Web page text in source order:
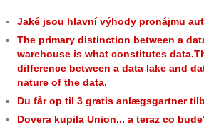
Jaké jsou hlavní výhody pronájmu
The primary distinction between a
warehouse is what constitutes
difference between a data lake and
nature of the data.
Du får op til 3 gratis anlægsgartner
Dovera kupila Union... a teraz co